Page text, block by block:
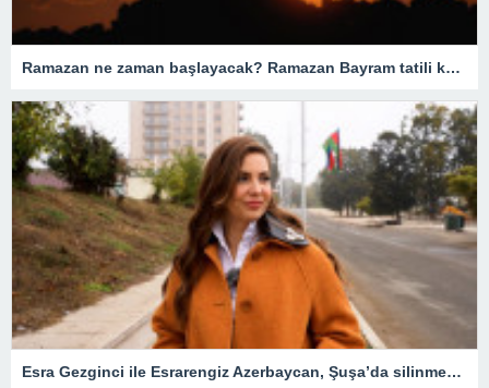
Ramazan ne zaman başlayacak? Ramazan Bayram tatili kaç gün? Orucun insanlar için önemi nedir?
Esra Gezginci ile Esrarengiz Azerbaycan, Şuşa’da silinmek istenen tarihin izlerini sürüyor